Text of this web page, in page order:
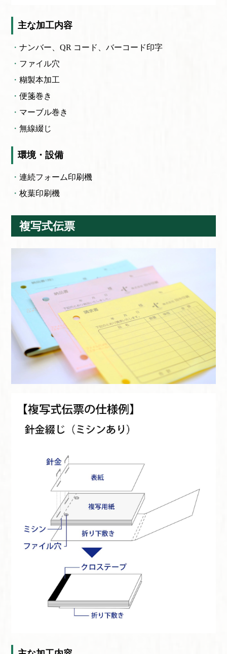
主な加工内容
ナンバー、QR コード、バーコード印字
ファイル穴
糊製本加工
便箋巻き
マーブル巻き
無線綴じ
環境・設備
連続フォーム印刷機
枚葉印刷機
複写式伝票